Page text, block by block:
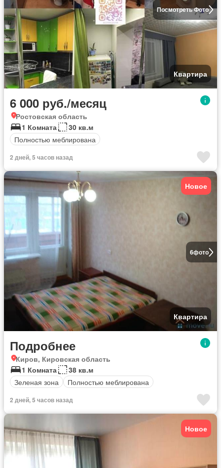
Посмотреть Фото
Квартира
6 000 руб./месяц
Ростовская область
1 Комната
30 кв.м
Полностью меблирована
2 дней, 5 часов назад
6фото
Новое
Квартира
Подробнее
Киров, Кировская область
1 Комната
38 кв.м
Зеленая зона
Полностью меблирована
2 дней, 5 часов назад
Новое